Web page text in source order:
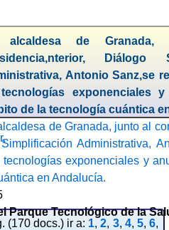
alcaldesa de
Antonio Sanz,se
exponenciales
de la tecnología cuántica
de Granada, junto al
Administrativa,
exponenciales y
en Andalucía.
Parque Tecnológico de la
(170 docs.) ir a: 1,2, 3, 4, 5,6,